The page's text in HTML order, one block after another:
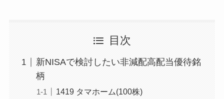
目次
新NISAで検討したい非減配高配当優待銘
柄
1419 タマホーム(100株)